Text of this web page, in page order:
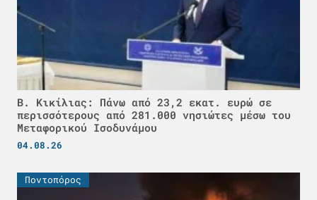
Β. Κικίλιας: Πάνω από 23,2 εκατ. ευρώ σε
περισσότερους από 281.000 νησιώτες μέσω του
Μεταφορικού Ισοδυνάμου
04.08.26
Ποντοπόρος